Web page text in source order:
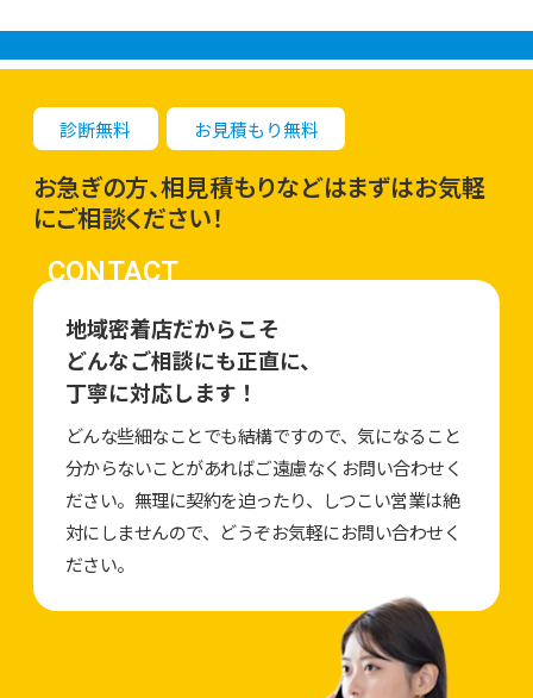
診断無料 お見積もり無料
お急ぎの方、相見積もりなどはまずはお気軽
にご相談ください！
CONTACT
地域密着店だからこそ
どんなご相談にも正直に、
丁寧に対応します！
どんな些細なことでも結構ですので、気になること
分からないことがあればご遠慮なくお問い合わせく
ださい。無理に契約を迫ったり、しつこい営業は絶
対にしませんので、どうぞお気軽にお問い合わせく
ださい。